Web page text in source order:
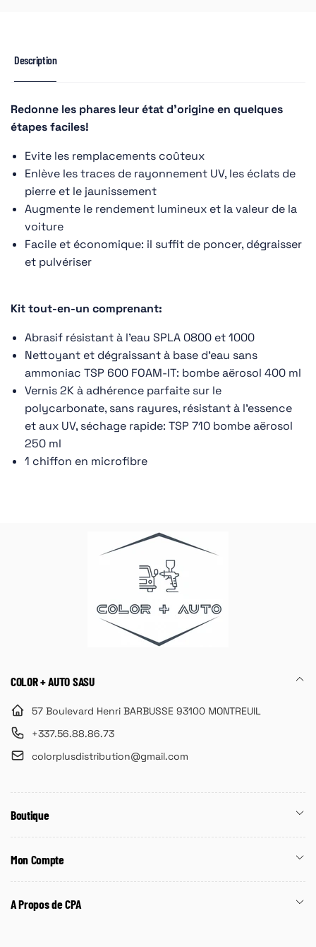
Description
Redonne les phares leur état d'origine en quelques
étapes faciles!
Evite les remplacements coûteux
Enlève les traces de rayonnement UV, les éclats de
pierre et le jaunissement
Augmente le rendement lumineux et la valeur de la
voiture
Facile et économique: il suffit de poncer, dégraisser
et pulvériser
Kit tout-en-un comprenant:
Abrasif résistant à l'eau SPLA 0800 et 1000
Nettoyant et dégraissant à base d'eau sans
ammoniac TSP 600 FOAM-IT: bombe aërosol 400 ml
Vernis 2K à adhérence parfaite sur le
polycarbonate, sans rayures, résistant à l'essence
et aux UV, séchage rapide: TSP 710 bombe aërosol
250 ml
1 chiffon en microfibre
COLOR + AUTO SASU
57 Boulevard Henri BARBUSSE 93100 MONTREUIL
+337.56.88.86.73
colorplusdistribution@gmail.com
Boutique
Mon Compte
A Propos de CPA